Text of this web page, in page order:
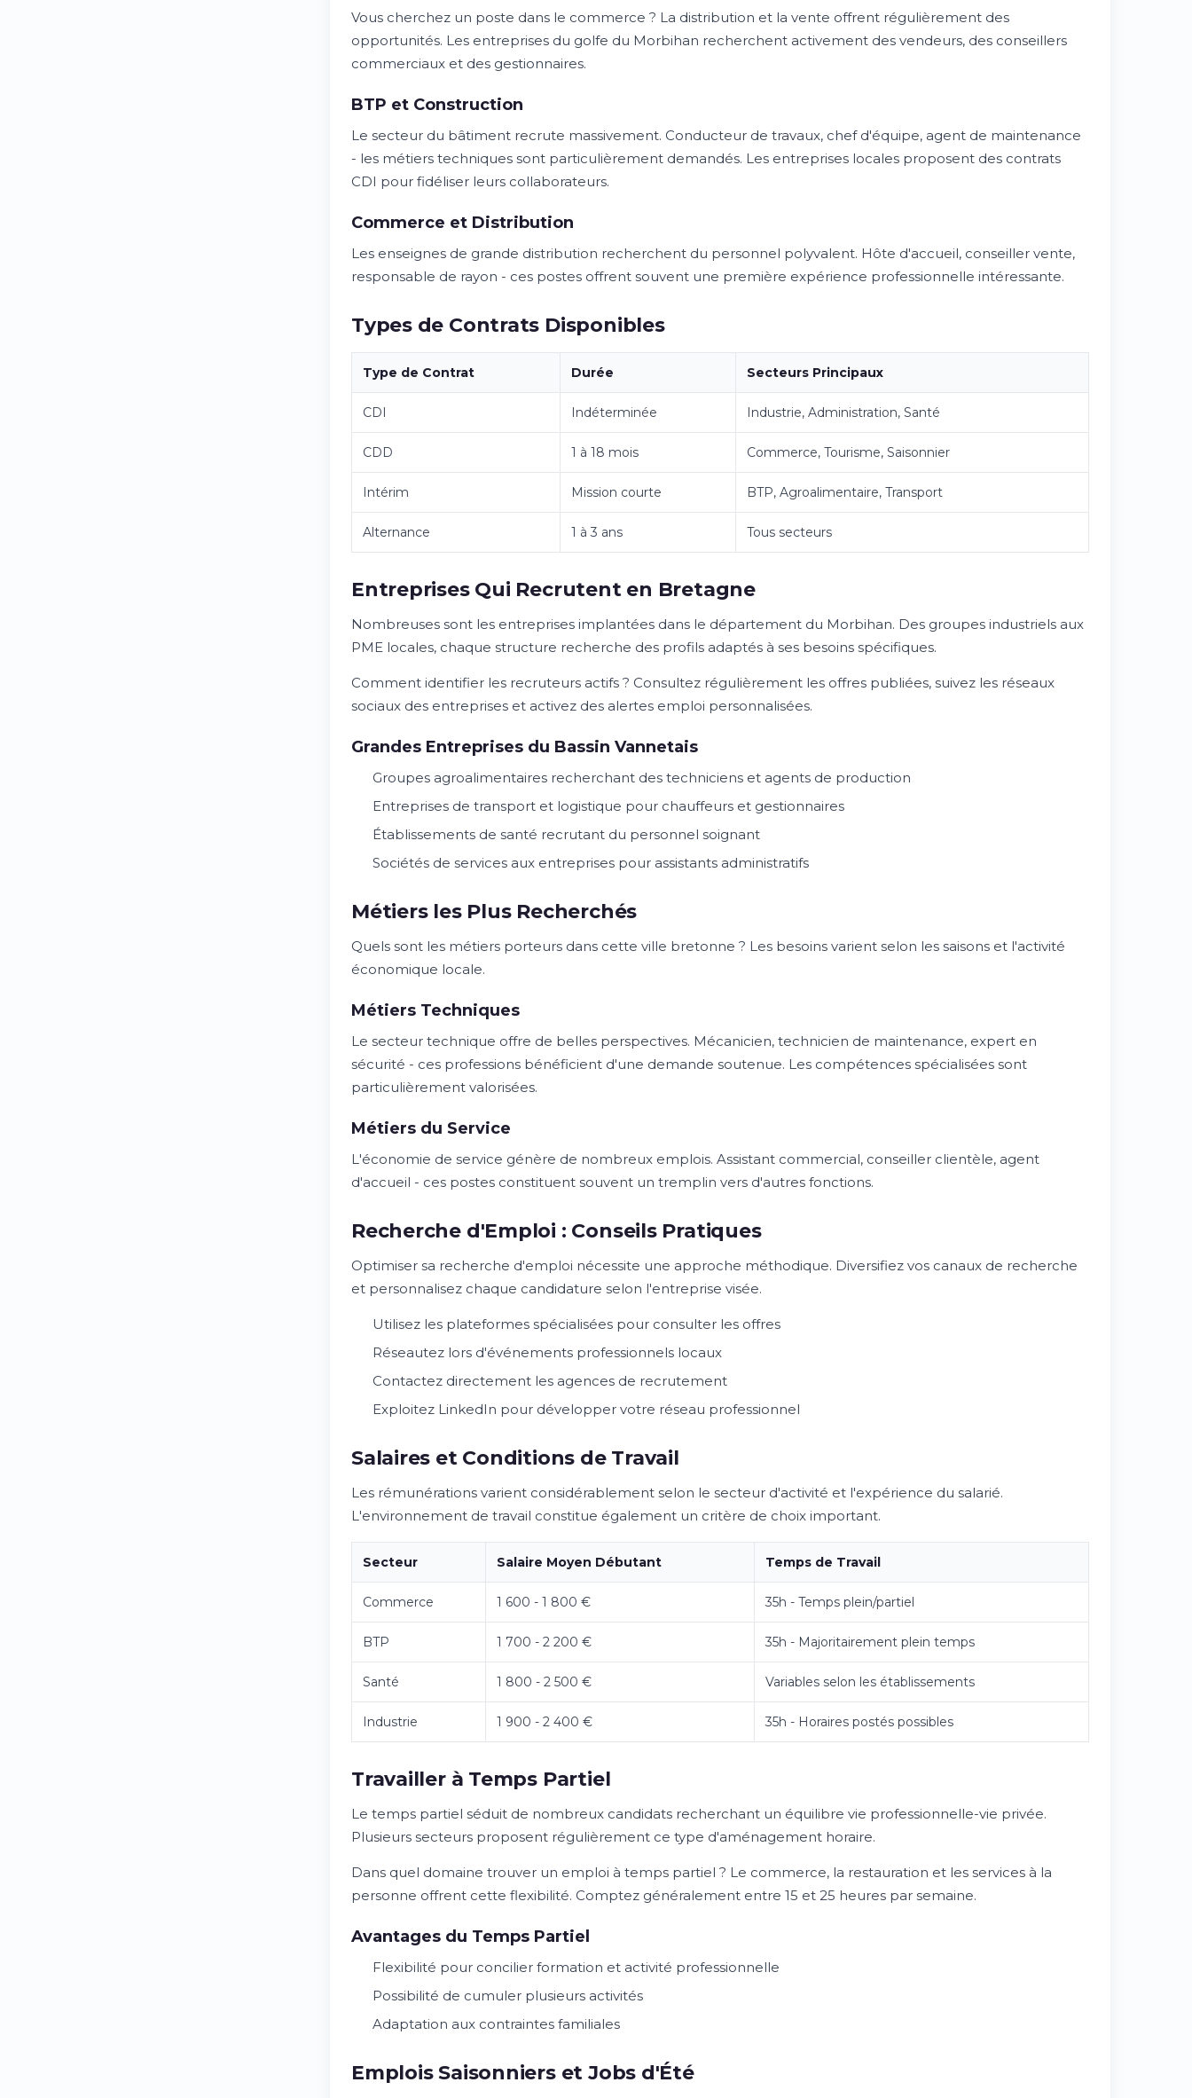
Vous cherchez un poste dans le commerce ? La distribution et la vente offrent régulièrement des
opportunités. Les entreprises du golfe du Morbihan recherchent activement des vendeurs, des conseillers
commerciaux et des gestionnaires.
BTP et Construction
Le secteur du bâtiment recrute massivement. Conducteur de travaux, chef d'équipe, agent de maintenance
- les métiers techniques sont particulièrement demandés. Les entreprises locales proposent des contrats
CDI pour fidéliser leurs collaborateurs.
Commerce et Distribution
Les enseignes de grande distribution recherchent du personnel polyvalent. Hôte d'accueil, conseiller vente,
responsable de rayon - ces postes offrent souvent une première expérience professionnelle intéressante.
Types de Contrats Disponibles
Type de Contrat Durée Secteurs Principaux
CDI Indéterminée Industrie, Administration, Santé
CDD 1 à 18 mois Commerce, Tourisme, Saisonnier
Intérim Mission courte BTP, Agroalimentaire, Transport
Alternance 1 à 3 ans Tous secteurs
Entreprises Qui Recrutent en Bretagne
Nombreuses sont les entreprises implantées dans le département du Morbihan. Des groupes industriels aux
PME locales, chaque structure recherche des profils adaptés à ses besoins spécifiques.
Comment identifier les recruteurs actifs ? Consultez régulièrement les offres publiées, suivez les réseaux
sociaux des entreprises et activez des alertes emploi personnalisées.
Grandes Entreprises du Bassin Vannetais
Groupes agroalimentaires recherchant des techniciens et agents de production
Entreprises de transport et logistique pour chauffeurs et gestionnaires
Établissements de santé recrutant du personnel soignant
Sociétés de services aux entreprises pour assistants administratifs
Métiers les Plus Recherchés
Quels sont les métiers porteurs dans cette ville bretonne ? Les besoins varient selon les saisons et l'activité
économique locale.
Métiers Techniques
Le secteur technique offre de belles perspectives. Mécanicien, technicien de maintenance, expert en
sécurité - ces professions bénéficient d'une demande soutenue. Les compétences spécialisées sont
particulièrement valorisées.
Métiers du Service
L'économie de service génère de nombreux emplois. Assistant commercial, conseiller clientèle, agent
d'accueil - ces postes constituent souvent un tremplin vers d'autres fonctions.
Recherche d'Emploi : Conseils Pratiques
Optimiser sa recherche d'emploi nécessite une approche méthodique. Diversifiez vos canaux de recherche
et personnalisez chaque candidature selon l'entreprise visée.
Utilisez les plateformes spécialisées pour consulter les offres
Réseautez lors d'événements professionnels locaux
Contactez directement les agences de recrutement
Exploitez LinkedIn pour développer votre réseau professionnel
Salaires et Conditions de Travail
Les rémunérations varient considérablement selon le secteur d'activité et l'expérience du salarié.
L'environnement de travail constitue également un critère de choix important.
Secteur Salaire Moyen Débutant Temps de Travail
Commerce 1 600 - 1 800 € 35h - Temps plein/partiel
BTP 1 700 - 2 200 € 35h - Majoritairement plein temps
Santé 1 800 - 2 500 € Variables selon les établissements
Industrie 1 900 - 2 400 € 35h - Horaires postés possibles
Travailler à Temps Partiel
Le temps partiel séduit de nombreux candidats recherchant un équilibre vie professionnelle-vie privée.
Plusieurs secteurs proposent régulièrement ce type d'aménagement horaire.
Dans quel domaine trouver un emploi à temps partiel ? Le commerce, la restauration et les services à la
personne offrent cette flexibilité. Comptez généralement entre 15 et 25 heures par semaine.
Avantages du Temps Partiel
Flexibilité pour concilier formation et activité professionnelle
Possibilité de cumuler plusieurs activités
Adaptation aux contraintes familiales
Emplois Saisonniers et Jobs d'Été